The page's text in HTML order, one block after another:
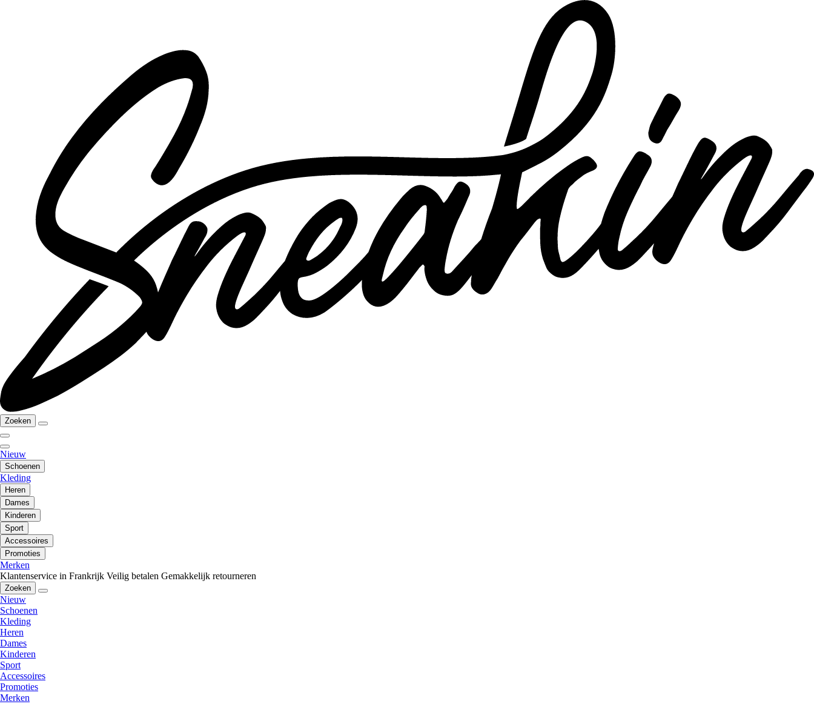
Zoeken
Nieuw
Schoenen
Kleding
Heren
Dames
Kinderen
Sport
Accessoires
Promoties
Merken
Klantenservice in Frankrijk Veilig betalen Gemakkelijk retourneren
Zoeken
Nieuw
Schoenen
Kleding
Heren
Dames
Kinderen
Sport
Accessoires
Promoties
Merken